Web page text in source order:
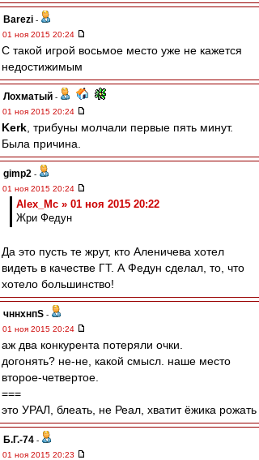
Barezi -
01 ноя 2015 20:24
С такой игрой восьмое место уже не кажется
недостижимым
Лохматый -
01 ноя 2015 20:24
Kerk , трибуны молчали первые пять минут.
Была причина.
gimp2 -
01 ноя 2015 20:24
Alex_Mc » 01 ноя 2015 20:22
Жри Федун
Да это пусть те жрут, кто Аленичева хотел
видеть в качестве ГТ. А Федун сделал, то, что
хотело большинство!
чннхнпS -
01 ноя 2015 20:24
аж два конкурента потеряли очки.
догонять? не-не, какой смысл. наше место
второе-четвертое.
===
это УРАЛ, блеать, не Реал, хватит ёжика рожать
Б.Г.-74 -
01 ноя 2015 20:23